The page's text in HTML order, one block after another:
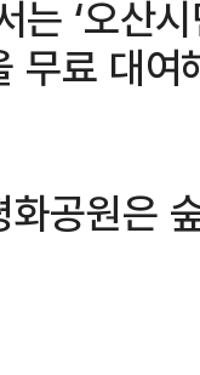
는 ‘오산
무료 대
공원은